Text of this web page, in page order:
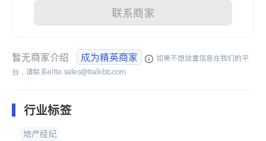
联系商家
暂无商家介绍 成为精英商家
如果不想放置信息在我们的平
台，请联系elite.sales@italkbb.com
行业标签
地产经纪